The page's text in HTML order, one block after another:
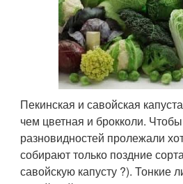
Пекинская и савойская
чем цветная и брокколи.
разновидностей пролежали
собирают только поздние
савойскую капусту ?). Тонкие